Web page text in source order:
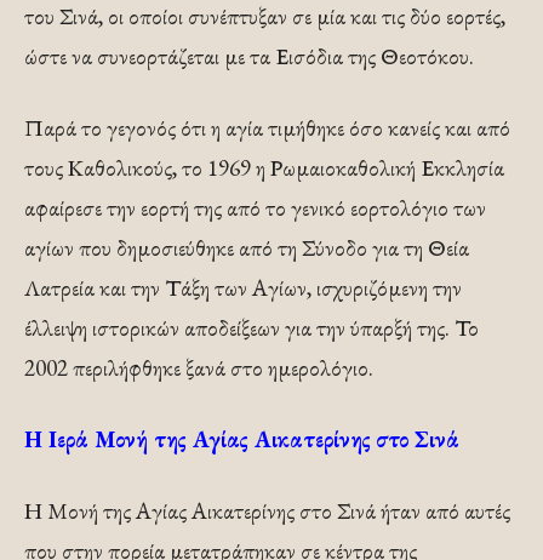
του Σινά, οι οποίοι συνέπτυξαν σε μία και τις δύο εορτές,
ώστε να συνεορτάζεται με τα Εισόδια της Θεοτόκου.
Παρά το γεγονός ότι η αγία τιμήθηκε όσο κανείς και από
τους Καθολικούς, το 1969 η Ρωμαιοκαθολική Εκκλησία
αφαίρεσε την εορτή της από το γενικό εορτολόγιο των
αγίων που δημοσιεύθηκε από τη Σύνοδο για τη Θεία
Λατρεία και την Τάξη των Αγίων, ισχυριζόμενη την
έλλειψη ιστορικών αποδείξεων για την ύπαρξή της. Το
2002 περιλήφθηκε ξανά στο ημερολόγιο.
Η Ιερά Μονή της Αγίας Αικατερίνης στο Σινά
Η Μονή της Αγίας Αικατερίνης στο Σινά ήταν από αυτές
που στην πορεία μετατράπηκαν σε κέντρα της